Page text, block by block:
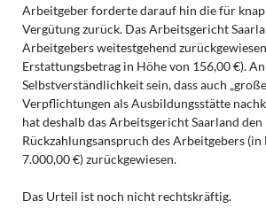
Arbeitgeber forderte darauf hin die für
Vergütung zurück. Das Arbeitsgericht
Arbeitgebers weitestgehend
Erstattungsbetrag in Höhe von 156,00 €).
Selbstverständlichkeit sein, dass auch
Verpflichtungen als Ausbildungsstätte
hat deshalb das Arbeitsgericht Saarland den
Rückzahlungsanspruch des Arbeitgebers (in
7.000,00 €) zurückgewiesen.
Das Urteil ist noch nicht rechtskräftig.